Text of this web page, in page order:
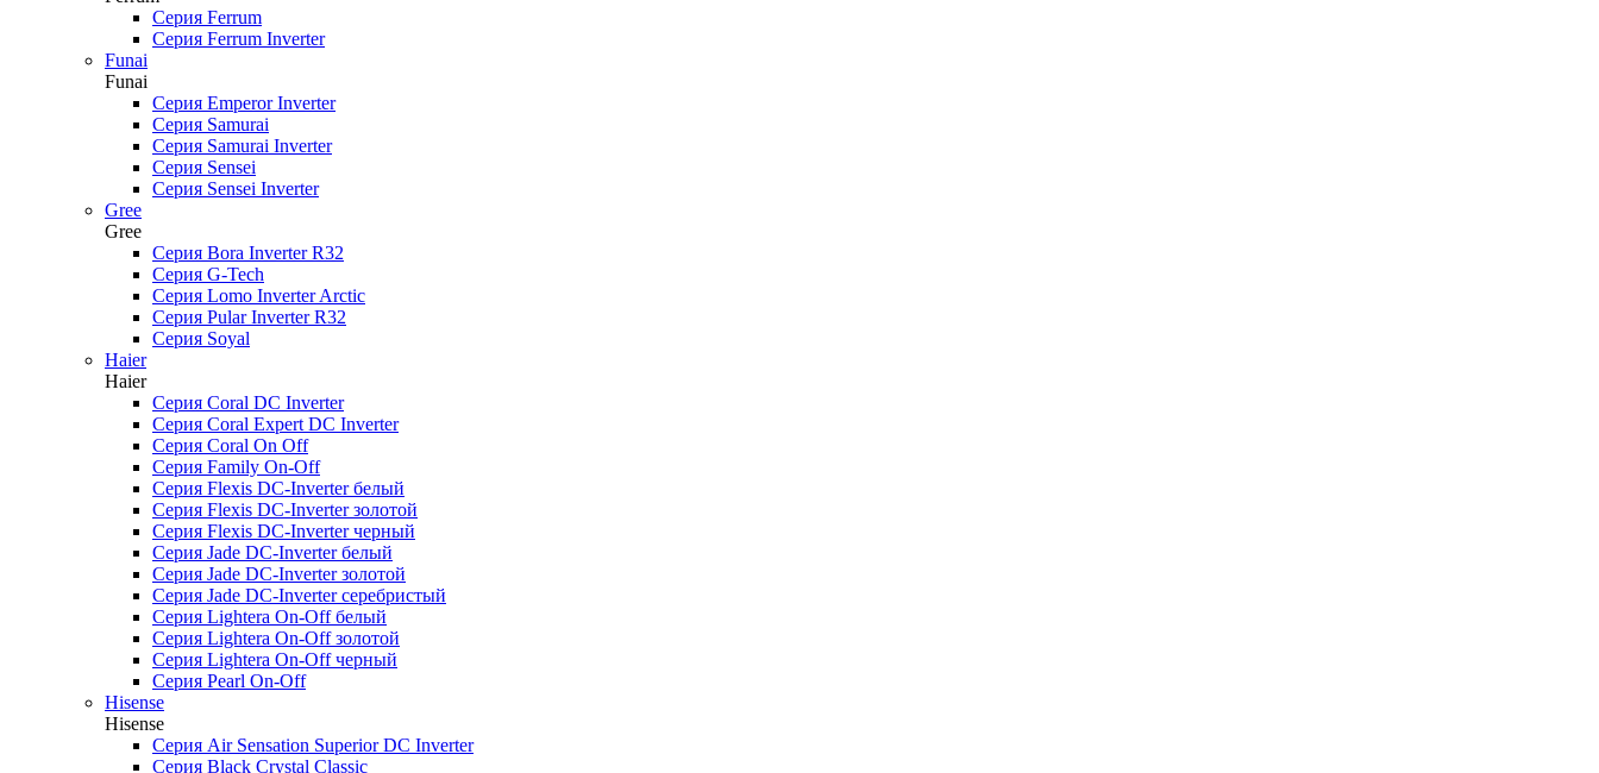
Серия Ferrum
Серия Ferrum Inverter
Funai
Funai
Серия Emperor Inverter
Серия Samurai
Серия Samurai Inverter
Серия Sensei
Серия Sensei Inverter
Gree
Gree
Серия Bora Inverter R32
Серия G-Tech
Серия Lomo Inverter Arctic
Серия Pular Inverter R32
Серия Soyal
Haier
Haier
Серия Coral DC Inverter
Серия Coral Expert DC Inverter
Серия Coral On Off
Серия Family On-Off
Серия Flexis DC-Inverter белый
Серия Flexis DC-Inverter золотой
Серия Flexis DC-Inverter черный
Серия Jade DC-Inverter белый
Серия Jade DC-Inverter золотой
Серия Jade DC-Inverter серебристый
Серия Lightera On-Off белый
Серия Lightera On-Off золотой
Серия Lightera On-Off черный
Серия Pearl On-Off
Hisense
Hisense
Серия Air Sensation Superior DC Inverter
Серия Black Crystal Classic